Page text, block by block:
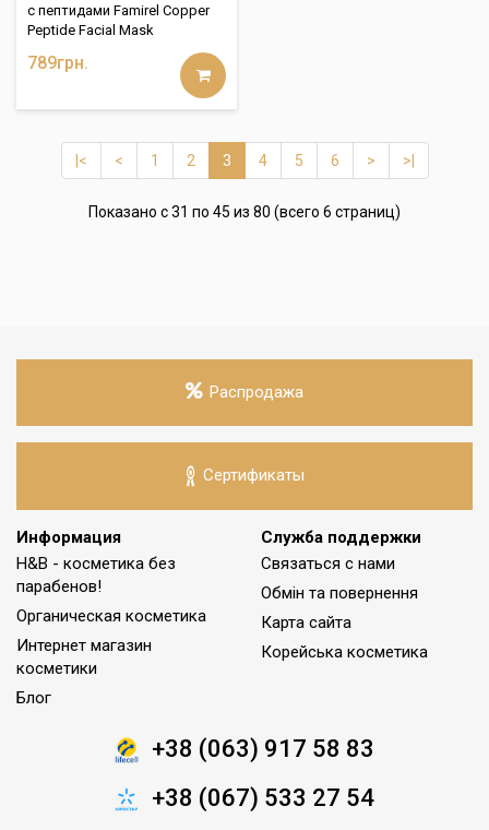
с пептидами Famirel Copper
Peptide Facial Mask
789грн.
|< < 1 2 3 4 5 6 > >|
Показано с 31 по 45 из 80 (всего 6 страниц)
Распродажа
Сертификаты
Информация
H&B - косметика без
парабенов!
Органическая косметика
Интернет магазин
косметики
Блог
Служба поддержки
Связаться с нами
Обмін та повернення
Карта сайта
Корейська косметика
+38 (063) 917 58 83
+38 (067) 533 27 54